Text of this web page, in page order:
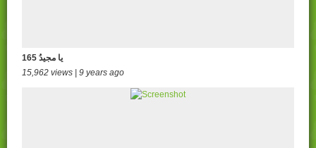
165 یا مجیدُ
15,962 views | 9 years ago